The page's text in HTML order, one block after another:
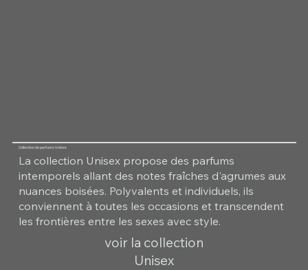
Collection de parfums Unisex
La collection Unisex propose des parfums
intemporels allant des notes fraîches d'agrumes aux
nuances boisées. Polyvalents et individuels, ils
conviennent à toutes les occasions et transcendent
les frontières entre les sexes avec style.
voir la collection
Unisex